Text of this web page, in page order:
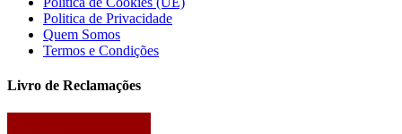
Politica de Privacidade
Quem Somos
Termos e Condições
Livro de Reclamações